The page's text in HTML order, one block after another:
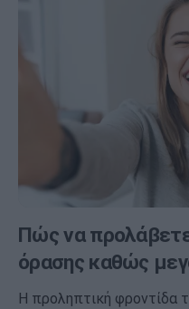
Πώς να
όρασης καθώς
Η προληπτική φροντίδα